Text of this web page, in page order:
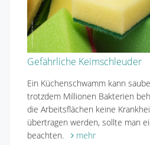
Gefährliche Keimschleuder
Ein Küchenschwamm kann
trotzdem Millionen Bakterien
die Arbeitsflächen keine
übertragen werden, sollte man
beachten.
mehr